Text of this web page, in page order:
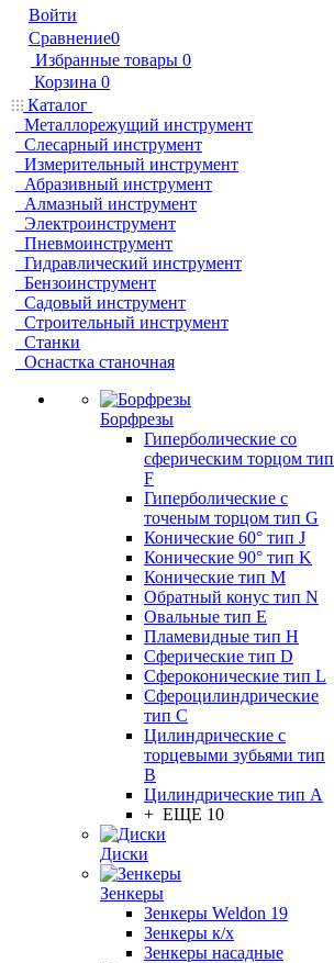
Войти
Сравнение0
Избранные товары 0
Корзина 0
Каталог
Металлорежущий инструмент
Слесарный инструмент
Измерительный инструмент
Абразивный инструмент
Алмазный инструмент
Электроинструмент
Пневмоинструмент
Гидравлический инструмент
Бензоинструмент
Садовый инструмент
Строительный инструмент
Станки
Оснастка станочная
Борфрезы
Гиперболические cо
сферическим торцом тип
F
Гиперболические с
точеным торцом тип G
Конические 60° тип J
Конические 90° тип K
Конические тип M
Обратный конус тип N
Овальные тип E
Пламевидные тип H
Сферические тип D
Сфероконические тип L
Сфероцилиндрические
тип C
Цилиндрические с
торцевыми зубьями тип
B
Цилиндрические тип А
+ ЕЩЕ 10
Диски
Зенкеры
Зенкеры Weldon 19
Зенкеры к/х
Зенкеры насадные